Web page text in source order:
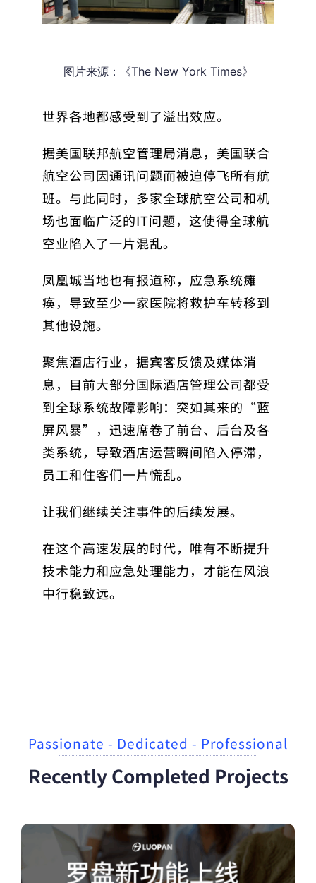
图片来源：《The New York Times》
世界各地都感受到了溢出效应。
据美国联邦航空管理局消息，美国联合
航空公司因通讯问题而被迫停飞所有航
班。与此同时，多家全球航空公司和机
场也面临广泛的IT问题，这使得全球航
空业陷入了一片混乱。
凤凰城当地也有报道称，应急系统瘫
痪，导致至少一家医院将救护车转移到
其他设施。
聚焦酒店行业，据宾客反馈及媒体消
息，目前大部分国际酒店管理公司都受
到全球系统故障影响：突如其来的“蓝
屏风暴”，迅速席卷了前台、后台及各
类系统，导致酒店运营瞬间陷入停滞，
员工和住客们一片慌乱。
让我们继续关注事件的后续发展。
在这个高速发展的时代，唯有不断提升
技术能力和应急处理能力，才能在风浪
中行稳致远。
Passionate - Dedicated - Professional
Recently Completed Projects